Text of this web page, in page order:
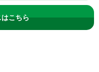
こちら